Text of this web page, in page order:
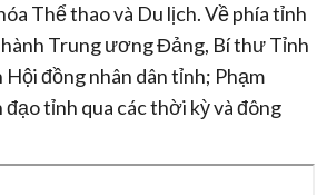
Thể thao và Du lịch. Về phía tỉnh
hành Trung ương Đảng, Bí thư Tỉnh
đồng nhân dân tỉnh; Phạm
tỉnh qua các thời kỳ và đông